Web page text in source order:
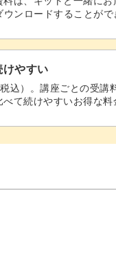
ンロードすることがで
やすい
込）。講座ごとの受講
べて続けやすいお得な料